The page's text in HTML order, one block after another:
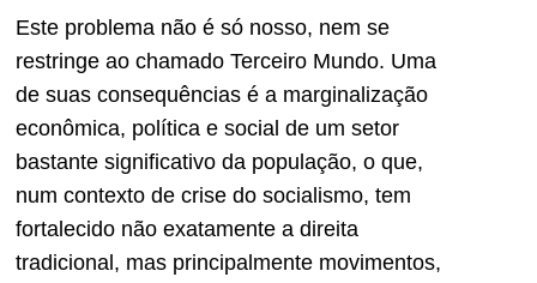
Este problema não é só nosso, nem se
restringe ao chamado Terceiro Mundo. Uma
de suas consequências é a marginalização
econômica, política e social de um setor
bastante significativo da população, o que,
num contexto de crise do socialismo, tem
fortalecido não exatamente a direita
tradicional, mas principalmente movimentos,